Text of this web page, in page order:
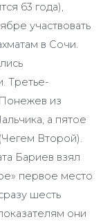
63 года),
участвовать
в Сочи.
Третье-
из
а пятое
Второй).
Бариев взял
первое место
шесть
они